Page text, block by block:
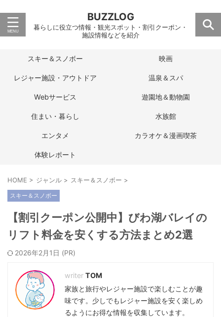
BUZZLOG
暮らしに役立つ情報・観光スポット・割引クーポン・
施設情報などを紹介
スキー＆スノボー 映画
レジャー施設・アウトドア 温泉＆スパ
Webサービス 遊園地＆動物園
住まい・暮らし 水族館
エンタメ カラオケ＆漫画喫茶
体験レポート
HOME > ジャンル > スキー＆スノボー >
スキー＆スノボー
【割引クーポン公開中】びわ湖バレイの
リフト料金を安くする方法まとめ2選
2026年2月1日
TOM
家族と旅行やレジャー施設で楽しむことが趣
味です。少しでもレジャー施設を安く楽しめ
るようにお得な情報を収集しています。